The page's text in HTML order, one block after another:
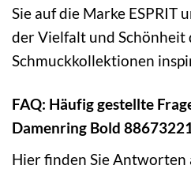
Sie auf die Marke ESPRIT
der Vielfalt und Schönheit
Schmuckkollektionen
FAQ: Häufig gestellte
Damenring Bold
Hier finden Sie Antworten